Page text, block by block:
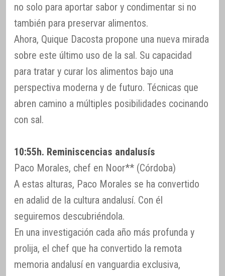
no solo para aportar sabor y condimentar si no
también para preservar alimentos.
Ahora, Quique Dacosta propone una nueva mirada
sobre este último uso de la sal. Su capacidad
para tratar y curar los alimentos bajo una
perspectiva moderna y de futuro. Técnicas que
abren camino a múltiples posibilidades cocinando
con sal.
10:55h. Reminiscencias andalusís
Paco Morales, chef en Noor** (Córdoba)
A estas alturas, Paco Morales se ha convertido
en adalid de la cultura andalusí. Con él
seguiremos descubriéndola.
En una investigación cada año más profunda y
prolija, el chef que ha convertido la remota
memoria andalusí en vanguardia exclusiva,